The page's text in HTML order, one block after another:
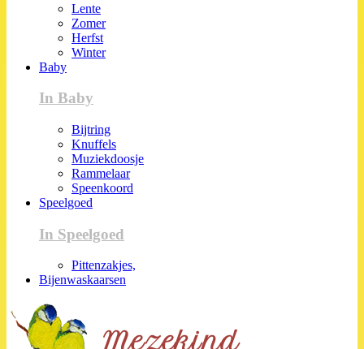
Lente
Zomer
Herfst
Winter
Baby
In Baby
Bijtring
Knuffels
Muziekdoosje
Rammelaar
Speenkoord
Speelgoed
In Speelgoed
Pittenzakjes,
Bijenwaskaarsen